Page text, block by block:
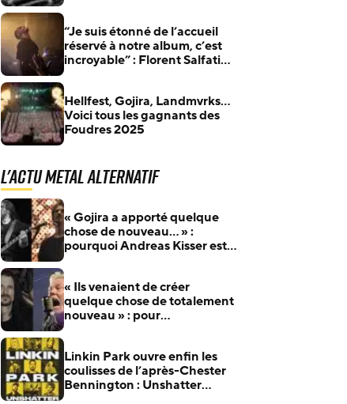
“Je suis étonné de l’accueil
réservé à notre album, c’est
incroyable” : Florent Salfati
Place I’ve Ever Been
Hellfest, Gojira, Landmvrks…
Voici tous les gagnants des
Foudres 2025
L'actu Metal Alternatif
« Gojira a apporté quelque
chose de nouveau… » :
pourquoi Andreas Kisser est si
« Ils venaient de créer
quelque chose de totalement
nouveau » : pour
souvient du jour où il a
compris que Metallica allait
changer le heavy metal
Linkin Park ouvre enfin les
coulisses de l’après-Chester
Bennington : Unshatter